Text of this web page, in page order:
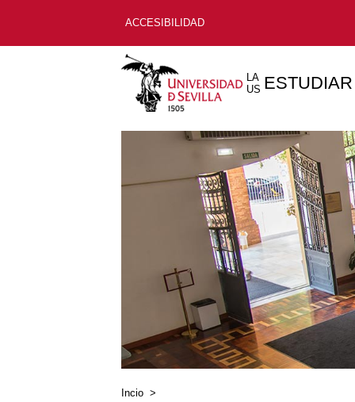
ACCESIBILIDAD
LA
US ESTUDIAR
Incio >